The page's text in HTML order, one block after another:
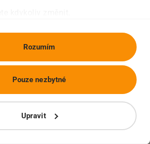
Rozumím
Upravit
Pouze nezbytné